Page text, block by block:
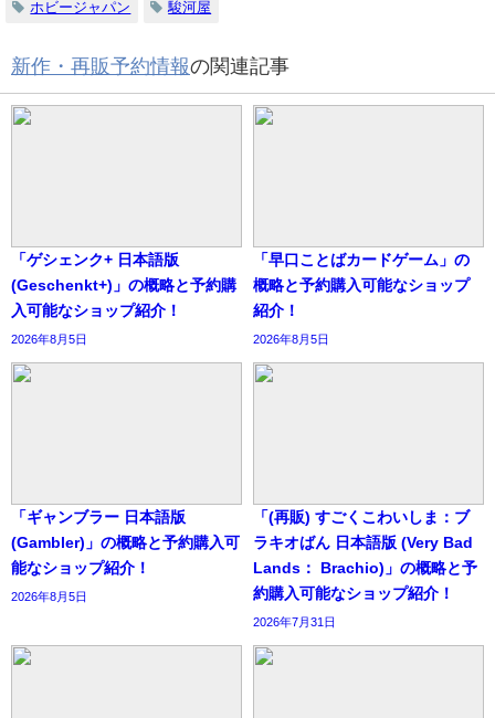
ホビージャパン 駿河屋
新作・再販予約情報の関連記事
「ゲシェンク+ 日本語版
(Geschenkt+)」の概略と予約購
入可能なショップ紹介！
2026年8月5日
「早口ことばカードゲーム」の
概略と予約購入可能なショップ
紹介！
2026年8月5日
「ギャンブラー 日本語版
(Gambler)」の概略と予約購入可
能なショップ紹介！
2026年8月5日
「(再販) すごくこわいしま：ブ
ラキオばん 日本語版 (Very Bad
Lands： Brachio)」の概略と予
約購入可能なショップ紹介！
2026年7月31日